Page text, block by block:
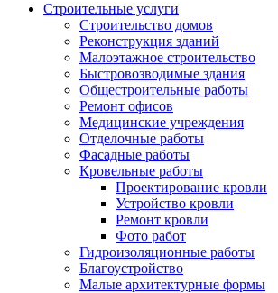
Строительные услуги
Строительство домов
Реконструкция зданий
Малоэтажное строительство
Быстровозводимые здания
Общестроительные работы
Ремонт офисов
Медицинские учреждения
Отделочные работы
Фасадные работы
Кровельные работы
Проектирование кровли
Устройство кровли
Ремонт кровли
Фото работ
Гидроизоляционные работы
Благоустройство
Малые архитектурные формы